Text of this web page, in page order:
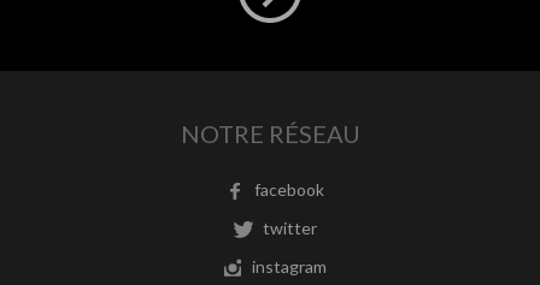
NOTRE RÉSEAU
facebook
twitter
instagram